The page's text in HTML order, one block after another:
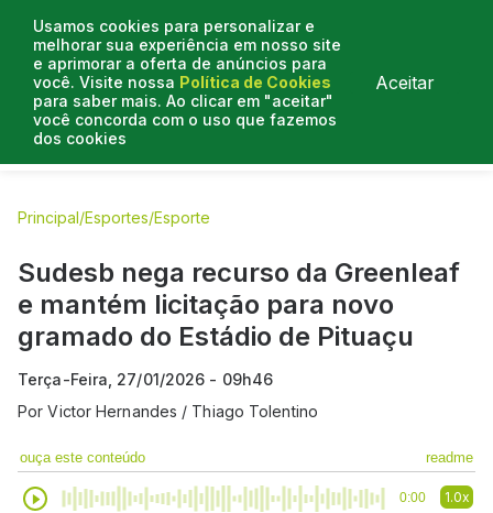
Usamos cookies para personalizar e
melhorar sua experiência em nosso site
e aprimorar a oferta de anúncios para
você. Visite nossa Política de Cookies
para saber mais. Ao clicar em "aceitar"
você concorda com o uso que fazemos
dos cookies
Aceitar
E.C Bahia
Principal/Esportes/Esporte
Sudesb nega recurso da Greenleaf
e mantém licitação para novo
gramado do Estádio de Pituaçu
Terça-Feira, 27/01/2026 - 09h46
PorVictor Hernandes / Thiago Tolentino
ouça este conteúdo readme
0:00 1.0x